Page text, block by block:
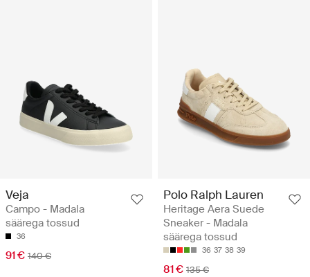
Veja
Campo - Madala
säärega tossud
36
91 € 140 €
Polo Ralph Lauren
Heritage Aera Suede
Sneaker - Madala
säärega tossud
36 37 38 39
81 € 135 €